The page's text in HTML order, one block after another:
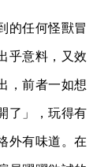
的任何怪獸冒
乎意料，又效
，前者一如想
了」，玩得有
外有味道。在